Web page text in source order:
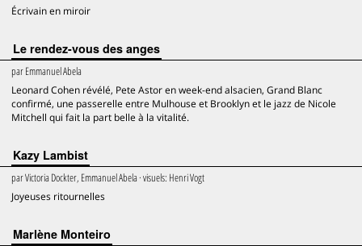
Écrivain en miroir
Le rendez-vous des anges
parEmmanuel Abela
Leonard Cohen révélé, Pete Astor en week-end alsacien, Grand Blanc
confirmé, une passerelle entre Mulhouse et Brooklyn et le jazz de Nicole
Mitchell qui fait la part belle à la vitalité.
Kazy Lambist
parVictoria Dockter, Emmanuel Abela · visuels: Henri Vogt
Joyeuses ritournelles
Marlène Monteiro